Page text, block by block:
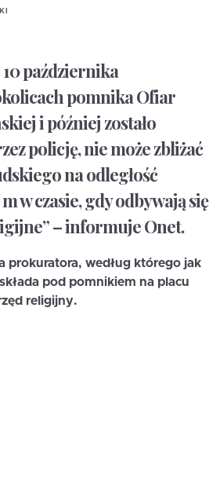
października
pomnika Ofiar
i później zostało
policję, nie może zbliżać
na odległość
w czasie, gdy odbywają się
– informuje Onet.
prokuratora, według którego jak
pod pomnikiem na placu
religijny.